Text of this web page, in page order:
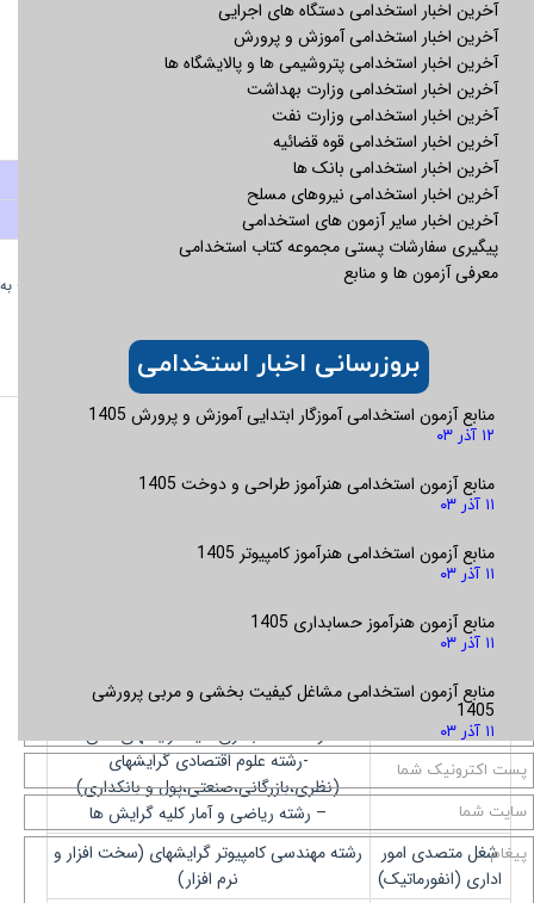
8- عدم اشتغال به تحصیل در دانشگاهها و مراکز آموزش عالی
در زمان ثبت نام آزمون
9- رده های شغلی، جنسیت، مقاطع تحصیلی، سن و معدل
مجاز به ثبت نام به شرح جدول ذیل می باشند:
رده شغلي جنسیت
حداقل
معدل
خانم آقا
بانکدار و متصدی
امور اداری ستادی
*
*
15
حداکثر 27 سال
متولدین 69/10/1 به
انفورماتیک
*
تبصره: درخصوص مقاطع ليسانس و فوق ليسانس صرفاً
متقاضيان داراي مدرک تحصيلي مورد تاييد وزارت علوم،
تحقيقات و فناوري مجاز به شرکت در آزمون مي باشند.
رشته هاي تحصيلي مجاز جهت شرکت در آزمون
استخدامی
شغل بانکدار
-رشته مدیریت گرایشهای
(مالی،بازرگانی،صنعتی،اموربانکی)
-رشته حسابداری کلیه گرایشهای مالی
-رشته علوم اقتصادی گرایشهای
(نظری،بازرگانی،صنعتی،پول و بانکداری)
– رشته ریاضی و آمار کلیه گرایش ها
شغل متصدی امور
اداری (انفورماتیک)
رشته مهندسی کامپیوتر گرایشهای (سخت افزار و
نرم افزار)
آخرین اخبار استخدامی دستگاه های اجرایی
آخرین اخبار استخدامی آموزش و پرورش
آخرین اخبار استخدامی پتروشیمی ها و پالایشگاه ها
آخرین اخبار استخدامی وزارت بهداشت
آخرین اخبار استخدامی وزارت نفت
آخرین اخبار استخدامی قوه قضائیه
آخرین اخبار استخدامی بانک ها
آخرین اخبار استخدامی نیروهای مسلح
آخرین اخبار سایر آزمون های استخدامی
پیگیری سفارشات پستی مجموعه کتاب استخدامی
معرفی آزمون ها و منابع
منابع آزمون استخدامی آموزگار ابتدایی آموزش و پرورش 1405
۱۲ آذر ۰۳
منابع آزمون استخدامی هنرآموز طراحی و دوخت 1405
۱۱ آذر ۰۳
منابع آزمون استخدامی هنرآموز کامپیوتر 1405
۱۱ آذر ۰۳
منابع آزمون هنرآموز حسابداری 1405
۱۱ آذر ۰۳
منابع آزمون استخدامی مشاغل کیفیت بخشی و مربی پرورشی
1405
۱۱ آذر ۰۳
بروزرسانی اخبار استخدامی